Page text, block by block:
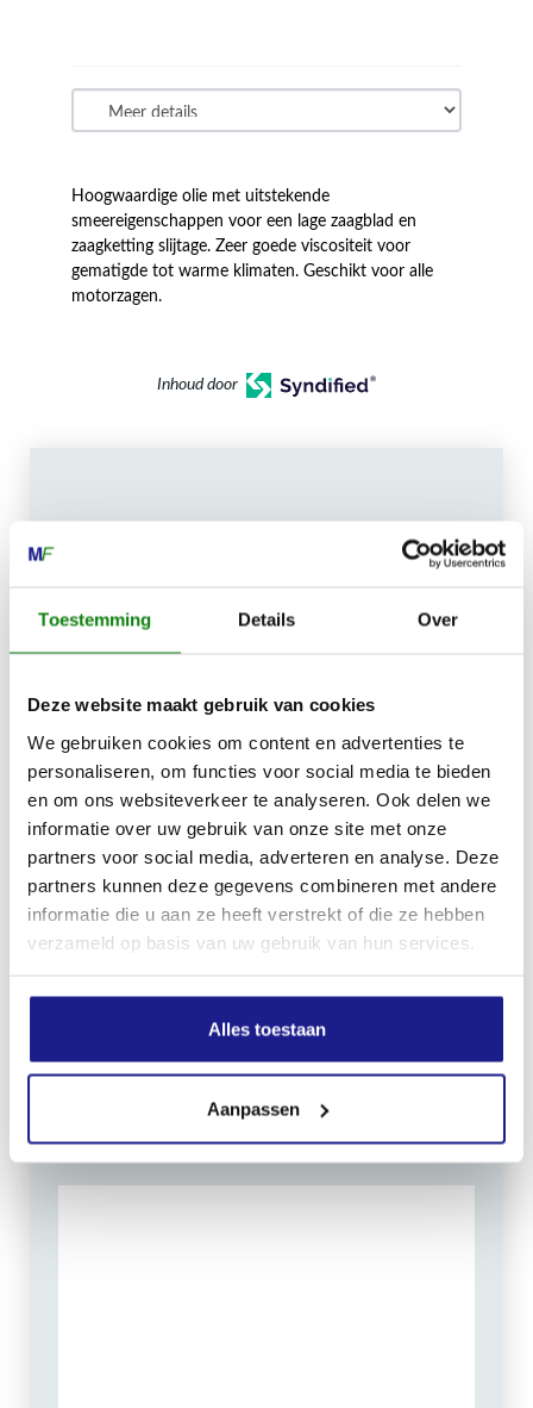
Toestemming Details Over
Deze website maakt gebruik van cookies
We gebruiken cookies om content en advertenties te
personaliseren, om functies voor social media te bieden
en om ons websiteverkeer te analyseren. Ook delen we
informatie over uw gebruik van onze site met onze
partners voor social media, adverteren en analyse. Deze
partners kunnen deze gegevens combineren met andere
informatie die u aan ze heeft verstrekt of die ze hebben
verzameld op basis van uw gebruik van hun services.
Alles toestaan
Aanpassen
Hoogwaardige olie met uitstekende
smeereigenschappen voor een lage zaagblad en
zaagketting slijtage. Zeer goede viscositeit voor
gematigde tot warme klimaten. Geschikt voor alle
motorzagen.
Inhoud door
8801 RD Franeker
info@mechanisatiefraneker.nl
Bij storing:06-83139573
OPENINGSTIJDEN
Zaterdag: 09:00 - 12:00
Zondag: gesloten
Routebeschrijving